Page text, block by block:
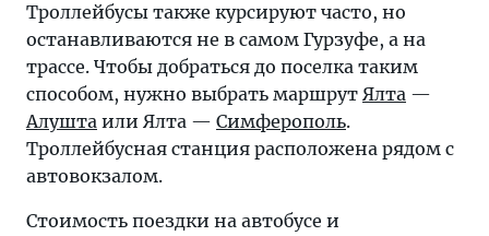
Троллейбусы также курсируют часто, но
останавливаются не в самом Гурзуфе, а на
трассе. Чтобы добраться до поселка таким
способом, нужно выбрать маршрут Ялта —
Алушта или Ялта — Симферополь.
Троллейбусная станция расположена рядом с
автовокзалом.
Стоимость поездки на автобусе и